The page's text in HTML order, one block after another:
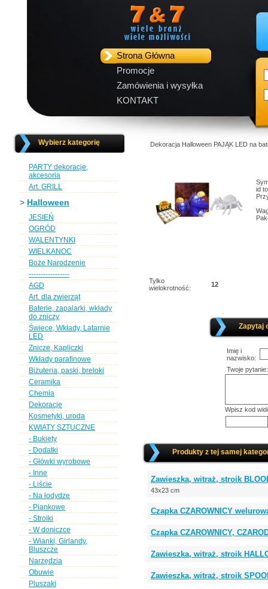
Strona Główna
Promocje
Zamówienia i wysyłka
KONTAKT
Wybierz kategorię
PARTY dekoracje,
akcesoria
Art. GRILL
> Halloween
JESIEŃ
OGRÓD
WALENTYNKI
WIELKANOC
Boże Narodzenie
-----------------
AGD
Art. dla zwierząt
Baterie, zapalarki, wkłady
do zniczy
Świece, Wkłady, Latarnie
LED
Znicze, Kapliczki
Wkłady parafinowe
Biżuteria, paski, breloki
Ceramika
Chemia
Dekoracje
Kosmetyki, uroda
KWIATY SZTUCZNE
- Bukiety
- Dodatki
- Główki wyrobowe
- Inne
- Liście
- Na łodydze
- Piankowe
- Stroiki
- W doniczce
- Wianki, Girlandy,
Bluszcze
Narzędzia
Obuwie
Pluszaki
Dekoracja Halloween PAJĄK LED na
id
Tylko
wielokrotność:
12
Zapytaj
Imię i
nazwisko:
Twoje pytanie:
Wpisz kod
Produkty z tej samej
Zawieszka, witraż, stroik
43x23 cm
Czapka CZAROWNICY
Czapka CZAROWNICY,
Zawieszka, witraż, stroik
Zawieszka, witraż, stroik